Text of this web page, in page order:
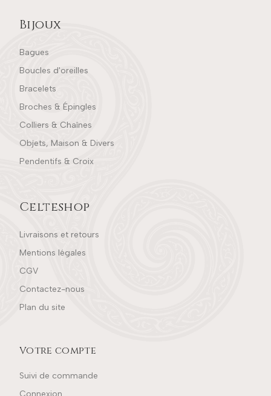
Bijoux
Bagues
Boucles d'oreilles
Bracelets
Broches & Épingles
Colliers & Chaînes
Objets, Maison & Divers
Pendentifs & Croix
Celteshop
Livraisons et retours
Mentions légales
CGV
Contactez-nous
Plan du site
Votre compte
Suivi de commande
Connexion